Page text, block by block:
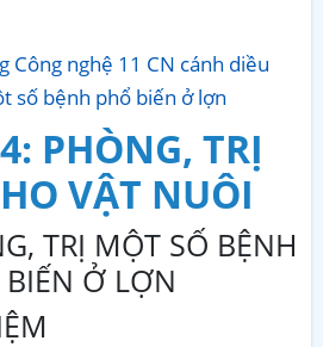
Công nghệ 11 CN cánh diều
số bệnh phổ biến ở lợn
PHÒNG, TRỊ
VẬT NUÔI
TRỊ MỘT SỐ BỆNH
BIẾN Ở LỢN